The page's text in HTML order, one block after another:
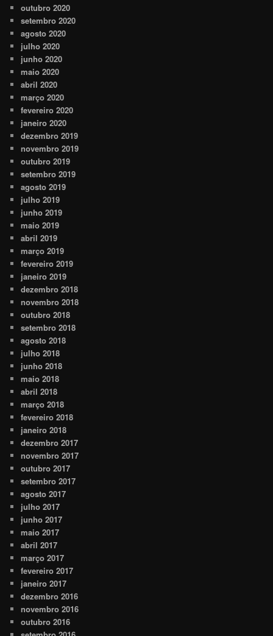
outubro 2020
setembro 2020
agosto 2020
julho 2020
junho 2020
maio 2020
abril 2020
março 2020
fevereiro 2020
janeiro 2020
dezembro 2019
novembro 2019
outubro 2019
setembro 2019
agosto 2019
julho 2019
junho 2019
maio 2019
abril 2019
março 2019
fevereiro 2019
janeiro 2019
dezembro 2018
novembro 2018
outubro 2018
setembro 2018
agosto 2018
julho 2018
junho 2018
maio 2018
abril 2018
março 2018
fevereiro 2018
janeiro 2018
dezembro 2017
novembro 2017
outubro 2017
setembro 2017
agosto 2017
julho 2017
junho 2017
maio 2017
abril 2017
março 2017
fevereiro 2017
janeiro 2017
dezembro 2016
novembro 2016
outubro 2016